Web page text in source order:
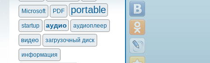
Microsoft PDF portable
startup аудио аудиоплеер
видео загрузочный диск
информация